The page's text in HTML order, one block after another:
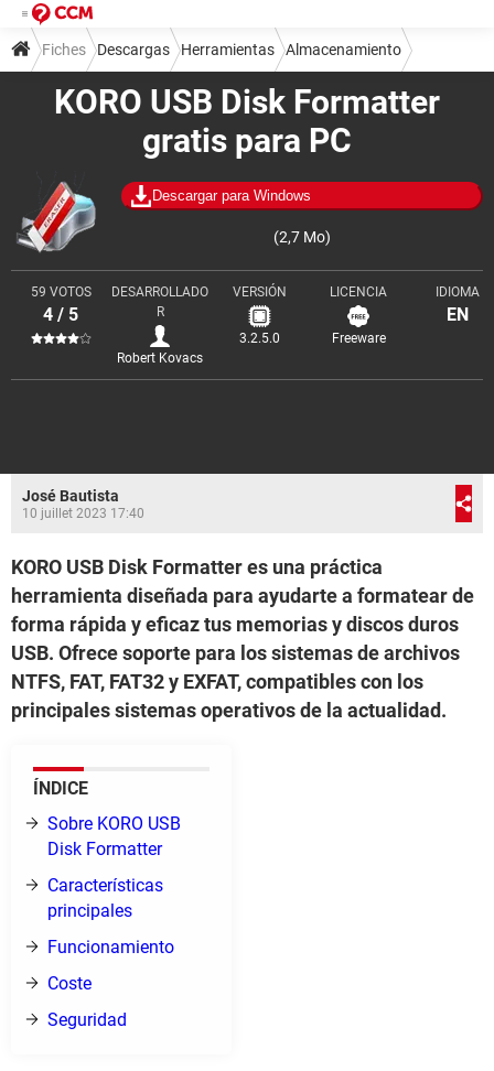
KORO USB Disk Formatter
gratis para PC
Descargar para Windows
(2,7 Mo)
59 VOTOS
4 / 5
DESARROLLADO
R
Robert Kovacs
VERSIÓN
3.2.5.0
LICENCIA
Freeware
IDIOMA
EN
Fiches Descargas Herramientas Almacenamiento
José Bautista
10 juillet 2023 17:40
KORO USB Disk Formatter es una práctica
herramienta diseñada para ayudarte a formatear de
forma rápida y eficaz tus memorias y discos duros
USB. Ofrece soporte para los sistemas de archivos
NTFS, FAT, FAT32 y EXFAT, compatibles con los
principales sistemas operativos de la actualidad.
ÍNDICE
Sobre KORO USB
Disk Formatter
Características
principales
Funcionamiento
Coste
Seguridad